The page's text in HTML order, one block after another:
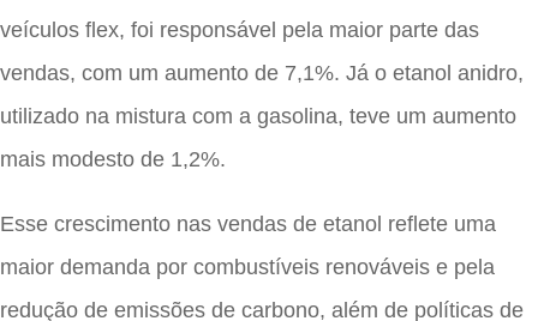
veículos flex, foi responsável pela maior parte das
vendas, com um aumento de 7,1%. Já o etanol anidro,
utilizado na mistura com a gasolina, teve um aumento
mais modesto de 1,2%.
Esse crescimento nas vendas de etanol reflete uma
maior demanda por combustíveis renováveis e pela
redução de emissões de carbono, além de políticas de